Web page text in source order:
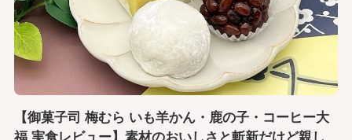
【御菓子司 梅むら いも羊かん・鹿の子・コーヒー大